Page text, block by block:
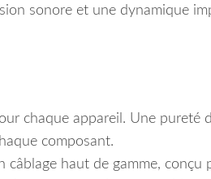
sonore et une dynamique
chaque appareil. Une pureté
composant.
câblage haut de gamme, conçu